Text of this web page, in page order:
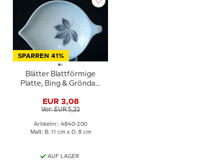
SPARREN 41%
Blätter Blattförmige
Platte, Bing & Gröndahl
EUR 3,08
Vor: EUR 5,22
Artikelnr.: 4840-200
Maß: B: 11 cm x D: 8 cm
AUF LAGER